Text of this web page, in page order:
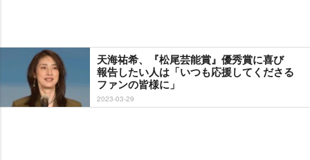
天海祐希、『松尾芸能賞』優秀賞に喜び
報告したい人は「いつも応援してくださる
ファンの皆様に」
2023-03-29